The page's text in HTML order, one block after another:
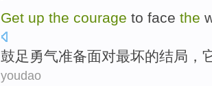
Get up the courage to face the
鼓足 勇气准备面对最坏的结局 ，
youdao